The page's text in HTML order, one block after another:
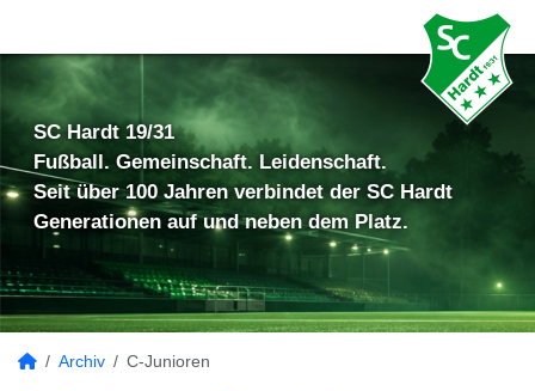
SC Hardt 19/31
Fußball. Gemeinschaft. Leidenschaft.
Seit über 100 Jahren verbindet der SC Hardt
Generationen auf und neben dem Platz.
Archiv C-Junioren